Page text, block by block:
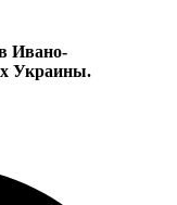
Ивано-
Украины.